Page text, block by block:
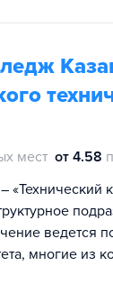
мест от 4.58
ведется
многие из